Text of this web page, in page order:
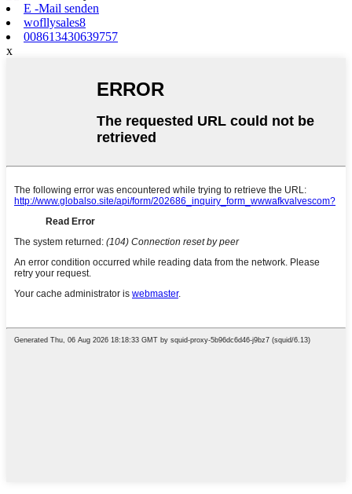
E -Mail senden
wofllysales8
008613430639757
x